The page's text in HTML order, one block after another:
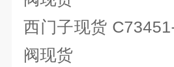
西门子现货
阀现货